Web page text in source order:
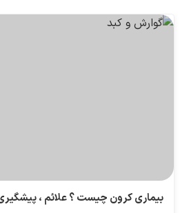
بیماری کرون چیست ؟ علائم ،